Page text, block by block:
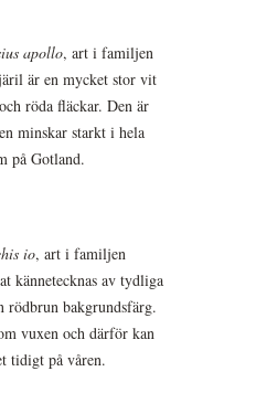
apollo, art i familjen
är en mycket stor vit
röda fläckar. Den är
minskar starkt i hela
på Gotland.
io, art i familjen
kännetecknas av tydliga
rödbrun bakgrundsfärg.
vuxen och därför kan
tidigt på våren.